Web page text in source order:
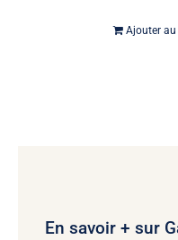
Ajouter au
En savoir + sur